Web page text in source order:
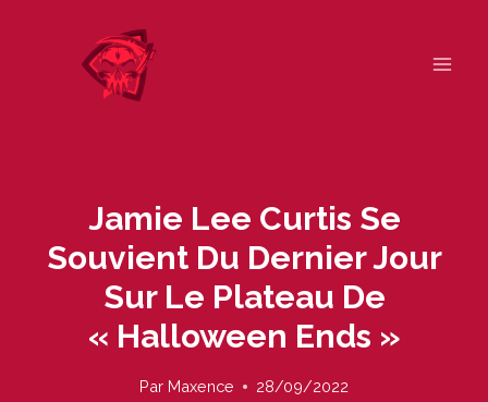
Jamie Lee Curtis Se
Souvient Du Dernier Jour
Sur Le Plateau De
« Halloween Ends »
Par Maxence 28/09/2022